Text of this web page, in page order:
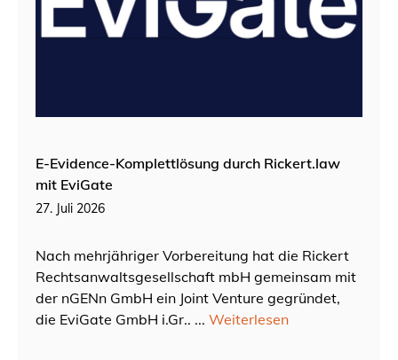
E-Evidence-Komplettlösung durch Rickert.law
mit EviGate
27. Juli 2026
Nach mehrjähriger Vorbereitung hat die Rickert
Rechtsanwaltsgesellschaft mbH gemeinsam mit
der nGENn GmbH ein Joint Venture gegründet,
die EviGate GmbH i.Gr.. ... Weiterlesen